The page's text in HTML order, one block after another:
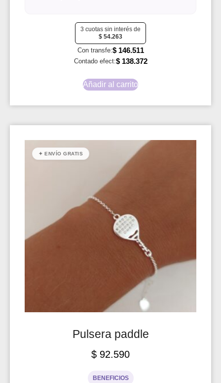
3 cuotas sin interés de
$ 54.263
Con transfe:$146.511
Contado efect:$138.372
Añadir al carrito
✦ ENVÍO GRATIS
Pulsera paddle
$ 92.590
BENEFICIOS